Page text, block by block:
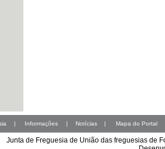
| Informações | Notícias | Mapa do Portal
Junta de Freguesia de União das freguesias de